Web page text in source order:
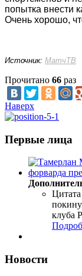
попытка внести
Очень хорошо,
Источник: МатчТВ
Прочитано 66 раз
Наверх
Первые лица
клуба
Новости